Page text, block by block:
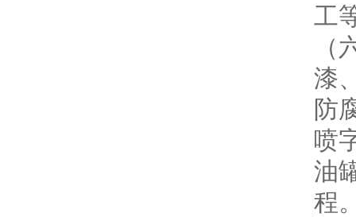
工
漆
防
喷
油
程